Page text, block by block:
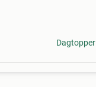
Dagtopper